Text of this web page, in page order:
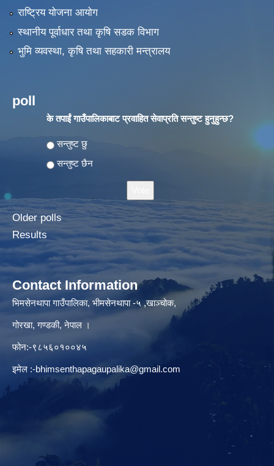
राष्ट्रिय योजना आयोग
स्थानीय पूर्वाधार तथा कृषि सडक विभाग
भुमि व्यवस्था, कृषि तथा सहकारी मन्त्रालय
poll
के तपाईं गाउँपालिकाबाट प्रवाहित सेवाप्रति सन्तुष्ट हुनुहुन्छ?
Choices
सन्तुष्ट छु
सन्तुष्ट छैन
Older polls
Results
Contact Information
भिमसेनथापा गाउँपालिका, भीमसेनथापा -५ ,खाञ्चोक,
गोरखा, गण्डकी, नेपाल ।
फोन:-९८५६०१००४५
इमेल :-bhimsenthapagaupalika@gmail.com